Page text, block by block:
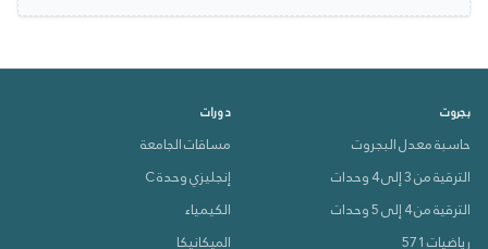
بجروت
حاسبة معدل البجروت
الترقية من 3 إلى 4 وحدات
الترقية من 4 إلى 5 وحدات
رياضيات 571
دورات
مساقات الجامعة
إنجليزي وحدة C
الكيمياء
الميكانيكا